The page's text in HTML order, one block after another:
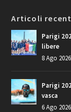
Articoli
Parigi
libere
8 Ago 2026
Parigi
vasca
6 Ago 2026